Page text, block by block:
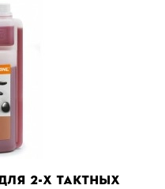
2-Х ТАКТНЫХ